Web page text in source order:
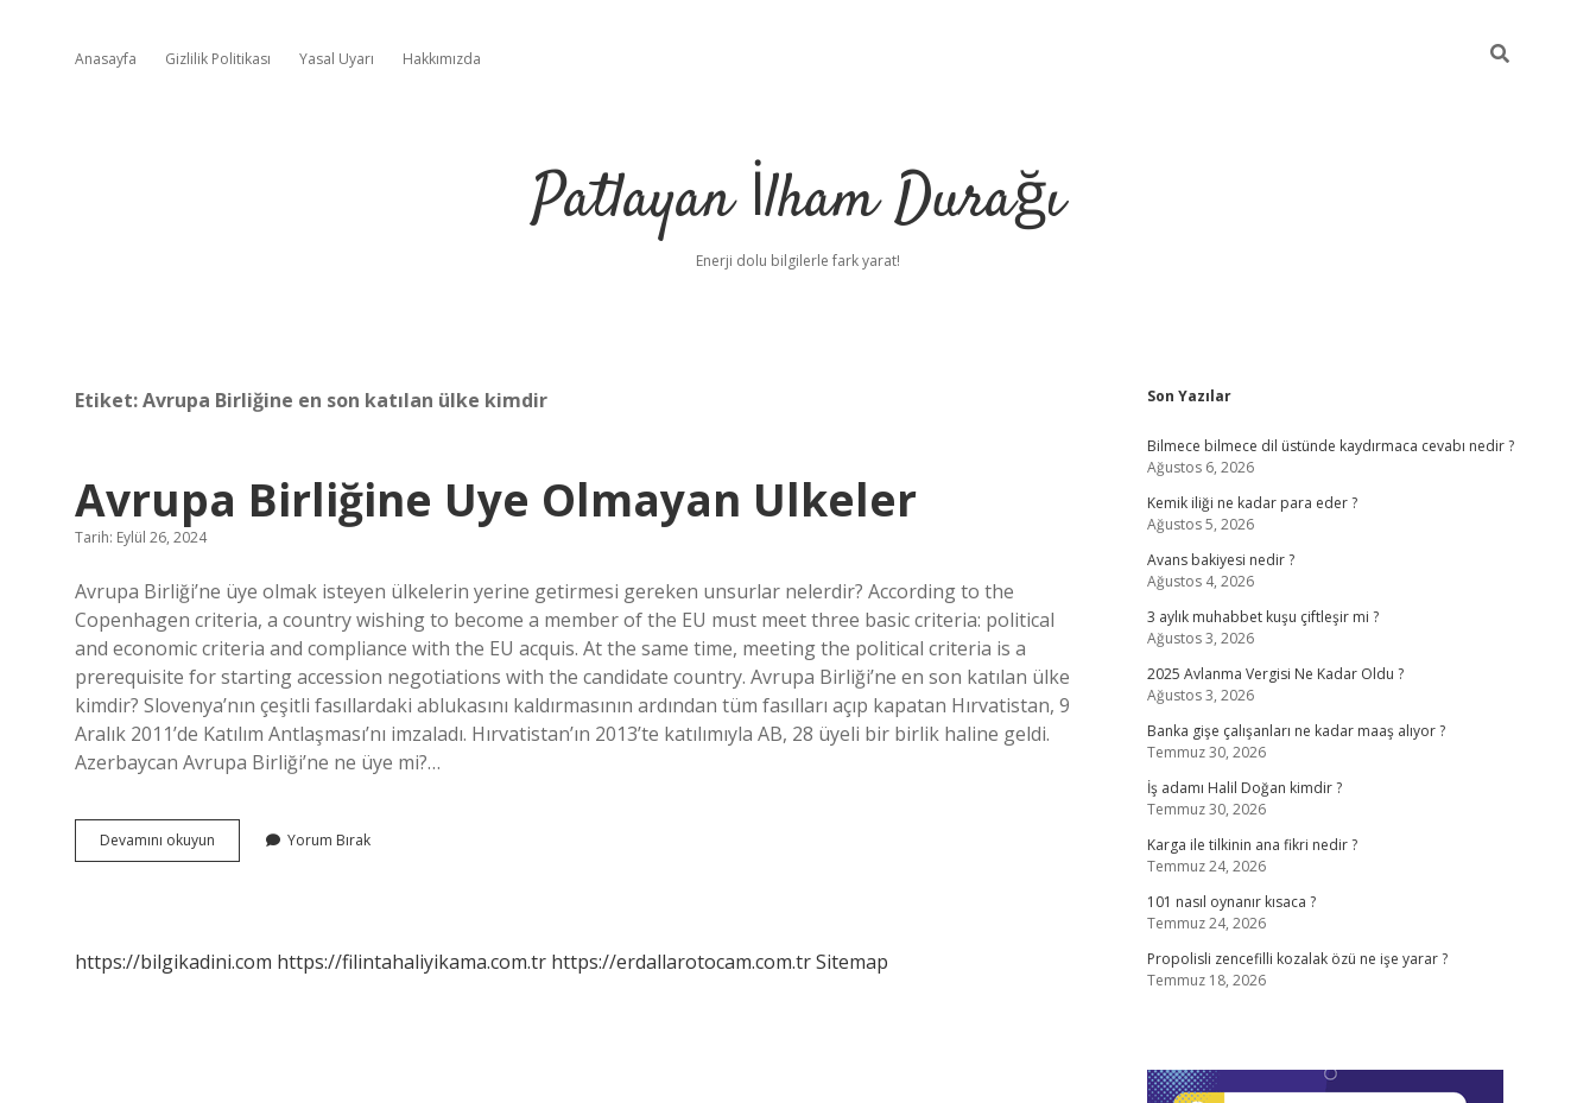
Anasayfa Gizlilik Politikası Yasal Uyarı Hakkımızda
Patlayan İlham Durağı
Enerji dolu bilgilerle fark yarat!
Etiket:Avrupa Birliğine en son katılan ülke kimdir
Avrupa Birliğine Uye Olmayan Ulkeler
Tarih: Eylül 26, 2024
Avrupa Birliği’ne üye olmak isteyen ülkelerin yerine getirmesi gereken unsurlar nelerdir? According to the
Copenhagen criteria, a country wishing to become a member of the EU must meet three basic criteria: political
and economic criteria and compliance with the EU acquis. At the same time, meeting the political criteria is a
prerequisite for starting accession negotiations with the candidate country. Avrupa Birliği’ne en son katılan ülke
kimdir? Slovenya’nın çeşitli fasıllardaki ablukasını kaldırmasının ardından tüm fasılları açıp kapatan Hırvatistan, 9
Aralık 2011’de Katılım Antlaşması’nı imzaladı. Hırvatistan’ın 2013’te katılımıyla AB, 28 üyeli bir birlik haline geldi.
Azerbaycan Avrupa Birliği’ne ne üye mi?…
Devamını okuyun
Birliğine
Yorum Bırak
https://bilgikadini.com https://filintahaliyikama.com.tr https://erdallarotocam.com.trSitemap
Sidebar
Son Yazılar
Bilmece bilmece dil üstünde kaydırmaca cevabı nedir ?
Ağustos 6, 2026
Kemik iliği ne kadar para eder ?
Ağustos 5, 2026
Avans bakiyesi nedir ?
Ağustos 4, 2026
3 aylık muhabbet kuşu çiftleşir mi ?
Ağustos 3, 2026
2025 Avlanma Vergisi Ne Kadar Oldu ?
Ağustos 3, 2026
Banka gişe çalışanları ne kadar maaş alıyor ?
Temmuz 30, 2026
İş adamı Halil Doğan kimdir ?
Temmuz 30, 2026
Karga ile tilkinin ana fikri nedir ?
Temmuz 24, 2026
101 nasıl oynanır kısaca ?
Temmuz 24, 2026
Propolisli zencefilli kozalak özü ne işe yarar ?
Temmuz 18, 2026